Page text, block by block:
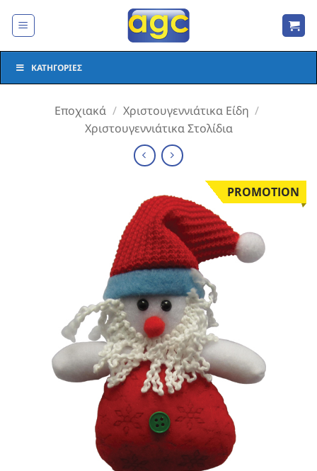
στο
ΚΑΤΗΓΟΡΊΕΣ
Εποχιακά / Χριστουγεννιάτικα Είδη /
Χριστουγεννιάτικα Στολίδια
PROMOTION